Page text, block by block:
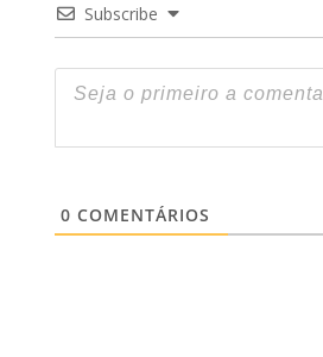
Subscribe
0 COMENTÁRIOS